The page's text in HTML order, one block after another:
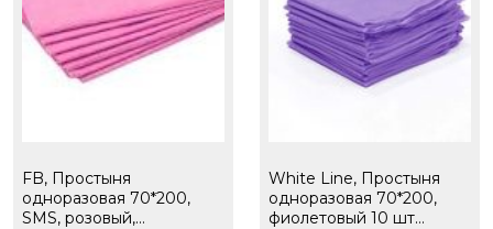
FB, Простыня
одноразовая 70*200,
SMS, розовый,
White Line, Простыня
одноразовая 70*200,
фиолетовый 10 шт